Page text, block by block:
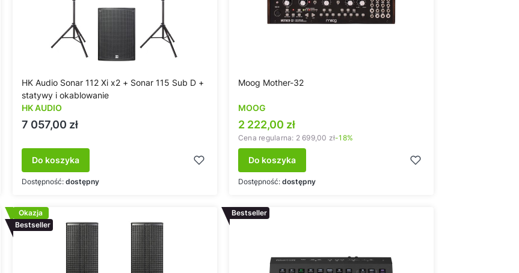
HK Audio Sonar 112 Xi x2 + Sonar 115 Sub D +
statywy i okablowanie
HK AUDIO
Cena
7 057,00 zł
Do koszyka
Dostępność: dostępny
Moog Mother-32
MOOG
Cena promocyjna
2 222,00 zł
Cena regularna: 2 699,00 zł-18%
Do koszyka
Dostępność: dostępny
Okazja
Bestseller
Bestseller